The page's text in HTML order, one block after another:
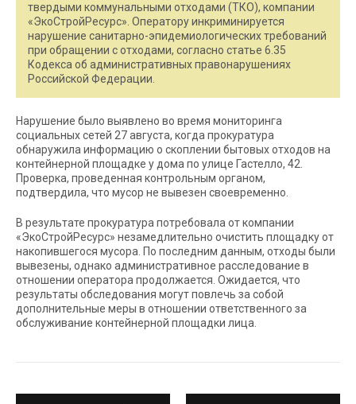
твердыми коммунальными отходами (ТКО), компании
«ЭкоСтройРесурс». Оператору инкриминируется
нарушение санитарно-эпидемиологических требований
при обращении с отходами, согласно статье 6.35
Кодекса об административных правонарушениях
Российской Федерации.
Нарушение было выявлено во время мониторинга
социальных сетей 27 августа, когда прокуратура
обнаружила информацию о скоплении бытовых отходов на
контейнерной площадке у дома по улице Гастелло, 42.
Проверка, проведенная контрольным органом,
подтвердила, что мусор не вывезен своевременно.
В результате прокуратура потребовала от компании
«ЭкоСтройРесурс» незамедлительно очистить площадку от
накопившегося мусора. По последним данным, отходы были
вывезены, однако административное расследование в
отношении оператора продолжается. Ожидается, что
результаты обследования могут повлечь за собой
дополнительные меры в отношении ответственного за
обслуживание контейнерной площадки лица.